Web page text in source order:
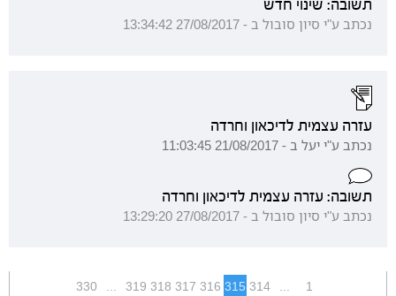
תשובה: שינוי חדש
נכתב ע"י סיון סובול ב - 27/08/2017 13:34:42
עזרה עצמית לדיכאון וחרדה
נכתב ע"י יעל ב - 21/08/2017 11:03:45
תשובה: עזרה עצמית לדיכאון וחרדה
נכתב ע"י סיון סובול ב - 27/08/2017 13:29:20
1
...
314
315
316
317
318
319
...
330